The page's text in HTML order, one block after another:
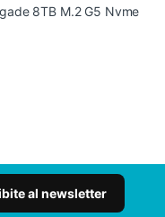
8TB M.2 G5 Nvme
al newsletter